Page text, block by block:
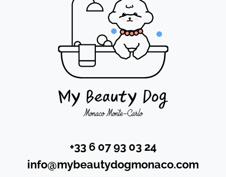
+33 6 07 93 03 24
info@mybeautydogmonaco.com